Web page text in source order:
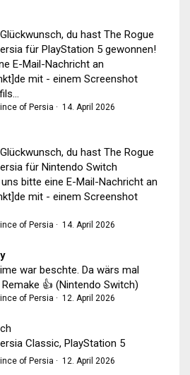
du hast The Rogue
für PlayStation 5 gewonnen!
E-Mail-Nachricht an
mit - einem Screenshot
of Persia · 14. April 2026
du hast The Rogue
für Nintendo Switch
bitte eine E-Mail-Nachricht an
mit - einem Screenshot
of Persia · 14. April 2026
war beschte. Da wärs mal
👍 (Nintendo Switch)
of Persia · 12. April 2026
Classic, PlayStation 5
of Persia · 12. April 2026